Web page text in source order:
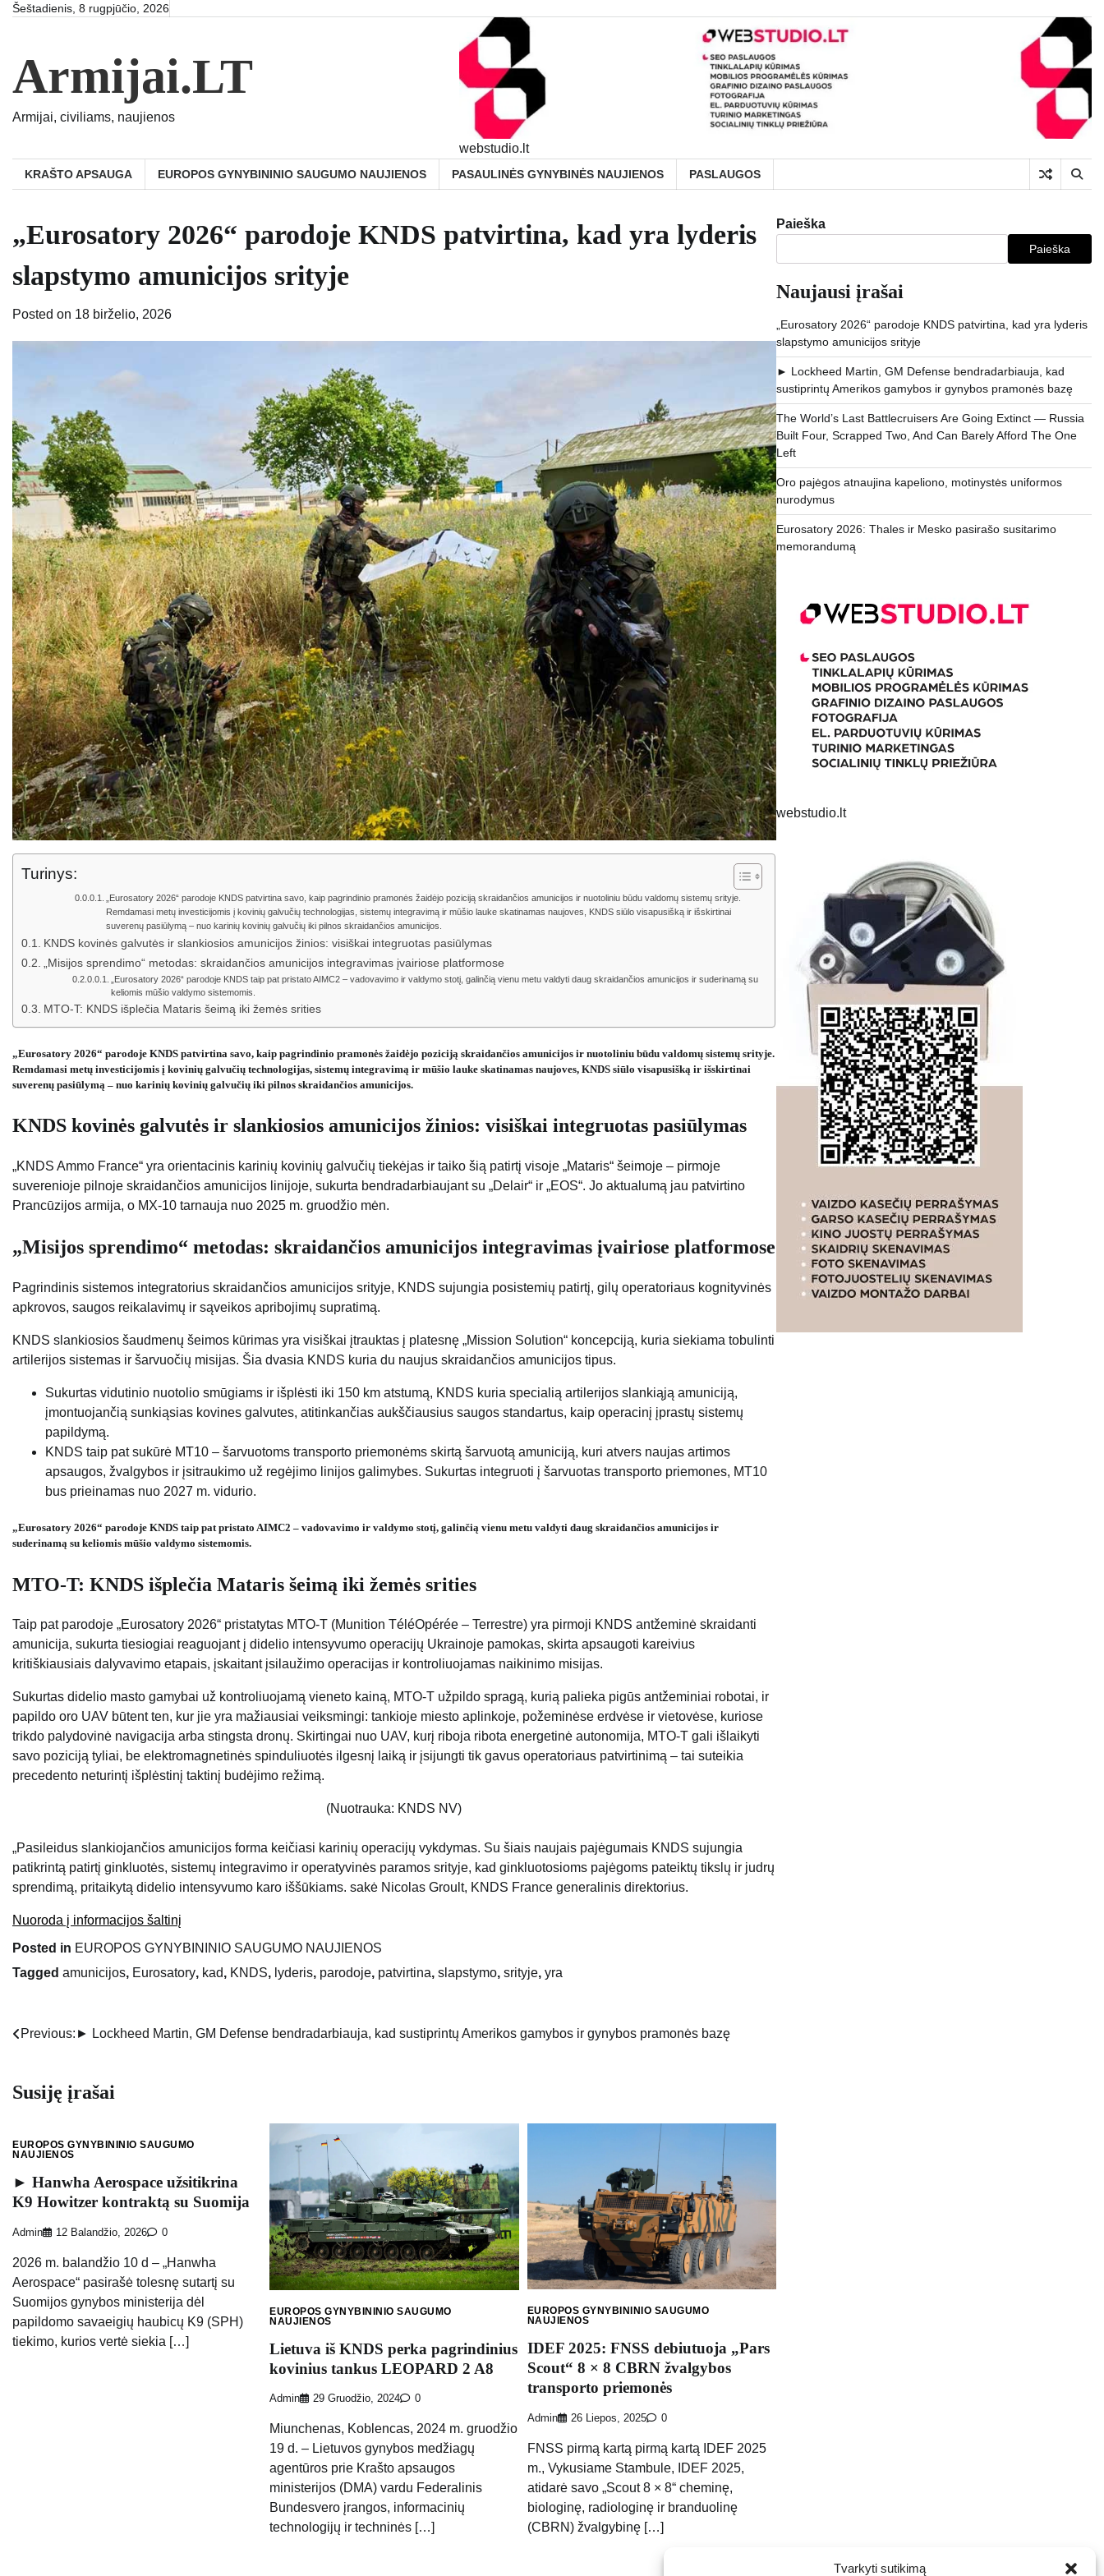
Tvarkyti sutikimą
SkipŠeštadienis, 8 rugpjūčio, 2026
Armijai.LT
Armijai, civiliams, naujienos
webstudio.lt
KRAŠTO APSAUGA EUROPOS GYNYBININIO SAUGUMO NAUJIENOS PASAULINĖS GYNYBINĖS NAUJIENOS PASLAUGOS
„Eurosatory 2026“ parodoje KNDS patvirtina, kad yra lyderis
slapstymo amunicijos srityje
Posted on 18 birželio, 2026
Turinys:
„Eurosatory 2026“ parodoje KNDS patvirtina savo, kaip pagrindinio pramonės žaidėjo poziciją skraidančios amunicijos ir nuotoliniu būdu valdomų sistemų srityje.
Remdamasi metų investicijomis į kovinių galvučių technologijas, sistemų integravimą ir mūšio lauke skatinamas naujoves, KNDS siūlo visapusišką ir išskirtinai
suverenų pasiūlymą – nuo ​​karinių kovinių galvučių iki pilnos skraidančios amunicijos.
KNDS kovinės galvutės ir slankiosios amunicijos žinios: visiškai integruotas pasiūlymas
„Misijos sprendimo“ metodas: skraidančios amunicijos integravimas įvairiose platformose
„Eurosatory 2026“ parodoje KNDS taip pat pristato AIMC2 – vadovavimo ir valdymo stotį, galinčią vienu metu valdyti daug skraidančios amunicijos ir suderinamą su
keliomis mūšio valdymo sistemomis.
MTO-T: KNDS išplečia Mataris šeimą iki žemės srities
„Eurosatory 2026“ parodoje KNDS patvirtina savo, kaip pagrindinio pramonės žaidėjo poziciją skraidančios amunicijos ir nuotoliniu būdu valdomų sistemų srityje.
Remdamasi metų investicijomis į kovinių galvučių technologijas, sistemų integravimą ir mūšio lauke skatinamas naujoves, KNDS siūlo visapusišką ir išskirtinai
suverenų pasiūlymą – nuo ​​karinių kovinių galvučių iki pilnos skraidančios amunicijos.
KNDS kovinės galvutės ir slankiosios amunicijos žinios: visiškai integruotas pasiūlymas
„KNDS Ammo France“ yra orientacinis karinių kovinių galvučių tiekėjas ir taiko šią patirtį visoje „Mataris“ šeimoje – pirmoje
suverenioje pilnoje skraidančios amunicijos linijoje, sukurta bendradarbiaujant su „Delair“ ir „EOS“. Jo aktualumą jau patvirtino
Prancūzijos armija, o MX-10 tarnauja nuo 2025 m. gruodžio mėn.
„Misijos sprendimo“ metodas: skraidančios amunicijos integravimas įvairiose platformose
Pagrindinis sistemos integratorius skraidančios amunicijos srityje, KNDS sujungia posistemių patirtį, gilų operatoriaus kognityvinės
apkrovos, saugos reikalavimų ir sąveikos apribojimų supratimą.
KNDS slankiosios šaudmenų šeimos kūrimas yra visiškai įtrauktas į platesnę „Mission Solution“ koncepciją, kuria siekiama tobulinti
artilerijos sistemas ir šarvuočių misijas. Šia dvasia KNDS kuria du naujus skraidančios amunicijos tipus.
Sukurtas vidutinio nuotolio smūgiams ir išplėsti iki 150 km atstumą, KNDS kuria specialią artilerijos slankiąją amuniciją,
įmontuojančią sunkiąsias kovines galvutes, atitinkančias aukščiausius saugos standartus, kaip operacinį įprastų sistemų
papildymą.
KNDS taip pat sukūrė MT10 – šarvuotoms transporto priemonėms skirtą šarvuotą amuniciją, kuri atvers naujas artimos
apsaugos, žvalgybos ir įsitraukimo už regėjimo linijos galimybes. Sukurtas integruoti į šarvuotas transporto priemones, MT10
bus prieinamas nuo 2027 m. vidurio.
„Eurosatory 2026“ parodoje KNDS taip pat pristato AIMC2 – vadovavimo ir valdymo stotį, galinčią vienu metu valdyti daug skraidančios amunicijos ir
suderinamą su keliomis mūšio valdymo sistemomis.
MTO-T: KNDS išplečia Mataris šeimą iki žemės srities
Taip pat parodoje „Eurosatory 2026“ pristatytas MTO-T (Munition TéléOpérée – Terrestre) yra pirmoji KNDS antžeminė skraidanti
amunicija, sukurta tiesiogiai reaguojant į didelio intensyvumo operacijų Ukrainoje pamokas, skirta apsaugoti kareivius
kritiškiausiais dalyvavimo etapais, įskaitant įsilaužimo operacijas ir kontroliuojamas naikinimo misijas.
Sukurtas didelio masto gamybai už kontroliuojamą vieneto kainą, MTO-T užpildo spragą, kurią palieka pigūs antžeminiai robotai, ir
papildo oro UAV būtent ten, kur jie yra mažiausiai veiksmingi: tankioje miesto aplinkoje, požeminėse erdvėse ir vietovėse, kuriose
trikdo palydovinė navigacija arba stingsta dronų. Skirtingai nuo UAV, kurį riboja ribota energetinė autonomija, MTO-T gali išlaikyti
savo poziciją tyliai, be elektromagnetinės spinduliuotės ilgesnį laiką ir įsijungti tik gavus operatoriaus patvirtinimą – tai suteikia
precedento neturintį išplėstinį taktinį budėjimo režimą.
(Nuotrauka: KNDS NV)
„Pasileidus slankiojančios amunicijos forma keičiasi karinių operacijų vykdymas. Su šiais naujais pajėgumais KNDS sujungia
patikrintą patirtį ginkluotės, sistemų integravimo ir operatyvinės paramos srityje, kad ginkluotosioms pajėgoms pateiktų tikslų ir judrų
sprendimą, pritaikytą didelio intensyvumo karo iššūkiams. sakė Nicolas Groult, KNDS France generalinis direktorius.
Nuoroda į informacijos šaltinį
Posted in EUROPOS GYNYBININIO SAUGUMO NAUJIENOS
Tagged amunicijos, Eurosatory, kad, KNDS, lyderis, parodoje, patvirtina, slapstymo, srityje, yra
Navigacija
įrašų
Previous: ► Lockheed Martin, GM Defense bendradarbiauja, kad sustiprintų Amerikos gamybos ir gynybos pramonės bazę
Susiję įrašai
EUROPOS GYNYBININIO SAUGUMO
NAUJIENOS
► Hanwha Aerospace užsitikrina
K9 Howitzer kontraktą su Suomija
Admin 12 Balandžio, 2026 0
2026 m. balandžio 10 d – „Hanwha
Aerospace“ pasirašė tolesnę sutartį su
Suomijos gynybos ministerija dėl
papildomo savaeigių haubicų K9 (SPH)
tiekimo, kurios vertė siekia […]
EUROPOS GYNYBININIO SAUGUMO
NAUJIENOS
Lietuva iš KNDS perka pagrindinius
kovinius tankus LEOPARD 2 A8
Admin 29 Gruodžio, 2024 0
Miunchenas, Koblencas, 2024 m. gruodžio
19 d. – Lietuvos gynybos medžiagų
agentūros prie Krašto apsaugos
ministerijos (DMA) vardu Federalinis
Bundesvero įrangos, informacinių
technologijų ir techninės […]
EUROPOS GYNYBININIO SAUGUMO
NAUJIENOS
IDEF 2025: FNSS debiutuoja „Pars
Scout“ 8 × 8 CBRN žvalgybos
transporto priemonės
Admin 26 Liepos, 2025 0
FNSS pirmą kartą pirmą kartą IDEF 2025
m., Vykusiame Stambule, IDEF 2025,
atidarė savo „Scout 8 × 8“ cheminę,
biologinę, radiologinę ir branduolinę
(CBRN) žvalgybinę […]
Paieška
Paieška
Naujausi įrašai
„Eurosatory 2026“ parodoje KNDS patvirtina, kad yra lyderis
slapstymo amunicijos srityje
► Lockheed Martin, GM Defense bendradarbiauja, kad
sustiprintų Amerikos gamybos ir gynybos pramonės bazę
The World’s Last Battlecruisers Are Going Extinct — Russia
Built Four, Scrapped Two, And Can Barely Afford The One
Left
Oro pajėgos atnaujina kapeliono, motinystės uniformos
nurodymus
Eurosatory 2026: Thales ir Mesko pasirašo susitarimo
memorandumą
webstudio.lt